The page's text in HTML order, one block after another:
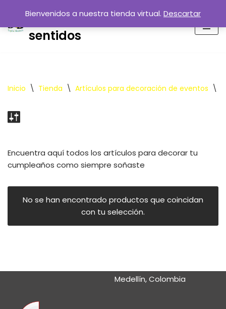
Saltar
Entreteniendo tus
sentidos
Inicio \ Tienda \ Artículos para decoración de eventos \
Encuentra aquí todos los artículos para decorar tu
cumpleaños como siempre soñaste
No se han encontrado productos que coincidan
con tu selección.
Medellín, Colombia
Bienvenidos a nuestra tienda virtual. Descartar